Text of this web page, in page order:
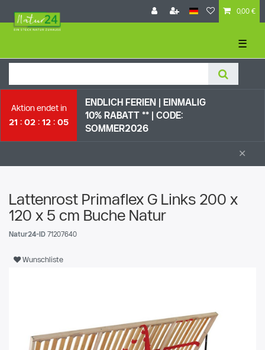
0,00 €
☰
Aktion endet in
21
02 12 04
ENDLICH FERIEN | EI NMALIG
10% RABATT ** | CODE:
SOMMER2026
×
Lattenrost Primaflex G Links 200 x
120 x 5 cm Buche Natur
Natur24-ID 71207640
Wunschliste